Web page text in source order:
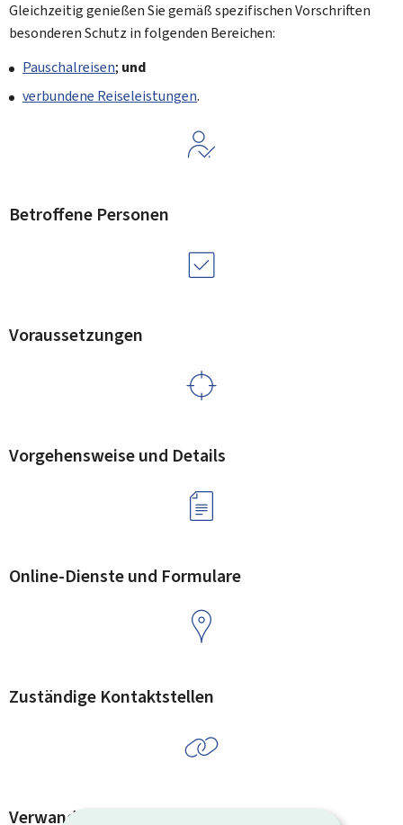
Gleichzeitig genießen Sie gemäß spezifischen Vorschriften
besonderen Schutz in folgenden Bereichen:
Pauschalreisen; und
verbundene Reiseleistungen.
Betroffene Personen
Voraussetzungen
Vorgehensweise und Details
Online-Dienste und Formulare
Zuständige Kontaktstellen
Verwandte Vorgänge und Links